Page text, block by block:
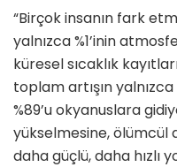
“Birçok insanın fark
yalnızca %1’inin
küresel sıcaklık
toplam artışın yalnızca
%89’u okyanuslara
yükselmesine, ölümcül
daha güçlü, daha hızlı